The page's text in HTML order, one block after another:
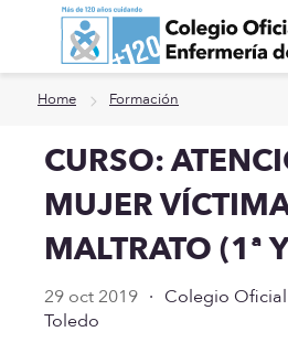
Ir a contenido principal
Home Formación
CURSO:
MUJER
MALTRATO (1ª
29 oct 2019 · Colegio
Toledo